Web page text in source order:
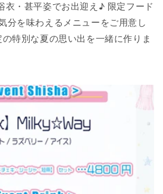
・甚平姿でお出迎え♪ 限定フード
分を味わえるメニューをご用意し
特別な夏の思い出を一緒に作りま